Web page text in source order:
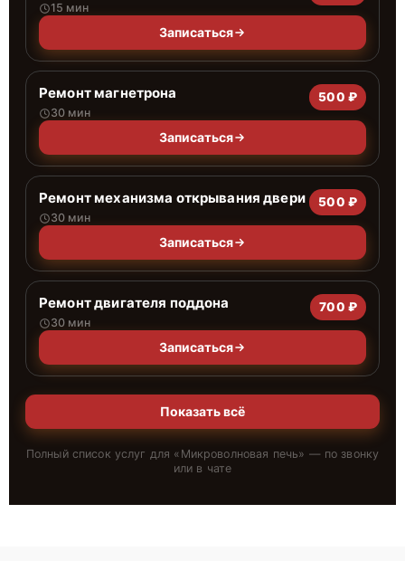
15 мин
Записаться
Ремонт магнетрона
30 мин
500 ₽
Записаться
Ремонт механизма открывания двери
30 мин
500 ₽
Записаться
Ремонт двигателя поддона
30 мин
700 ₽
Записаться
Показать всё
Полный список услуг для « Микроволновая печь» — по звонку
или в чате